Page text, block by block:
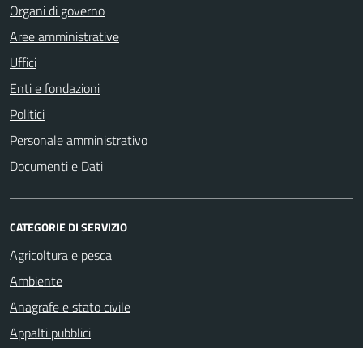
Organi di governo
Aree amministrative
Uffici
Enti e fondazioni
Politici
Personale amministrativo
Documenti e Dati
CATEGORIE DI SERVIZIO
Agricoltura e pesca
Ambiente
Anagrafe e stato civile
Appalti pubblici